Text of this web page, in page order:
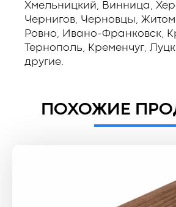
Хмельницкий, Винница,
Чернигов, Черновцы,
Ровно, Ивано-Франковск,
Тернополь, Кременчуг,
другие.
ПОХОЖИЕ